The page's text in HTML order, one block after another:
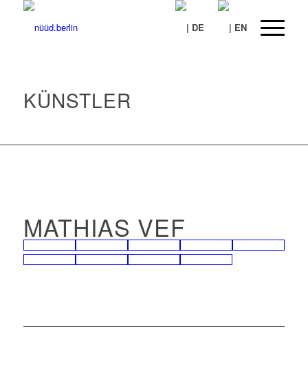
KÜNSTLER
MATHIAS VEF